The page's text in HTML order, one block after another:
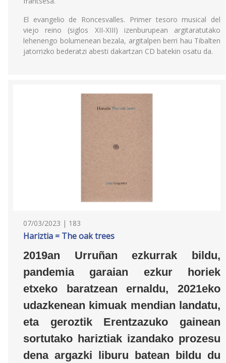
El evangelio de Roncesvalles. Primer tesoro musical del
viejo reino (siglos XII-XIII) izenburupean argitaratutako
lehenengo bolumenean bezala, argitalpen berri hau Tibalten
jatorrizko bederatzi abesti dakartzan CD batekin osatu da.
07/03/2023 | 183
Hariztia = The oak trees
2019an Urruñan ezkurrak bildu,
pandemia garaian ezkur horiek
etxeko baratzean ernaldu, 2021eko
udazkenean kimuak mendian landatu,
eta geroztik Erentzazuko gainean
sortutako hariztiak izandako prozesu
dena argazki liburu batean bildu du